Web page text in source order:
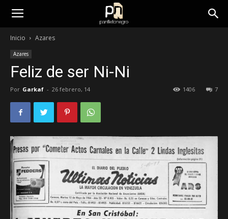
panfletonegro
Inicio Azares
Azares
Feliz de ser Ni-Ni
Por Garkaf - 26 febrero, 14 7
1406